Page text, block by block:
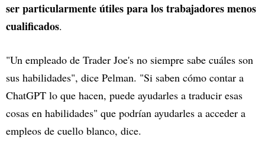
ser particularmente útiles para los trabajadores menos
cualificados.
"Un empleado de Trader Joe's no siempre sabe cuáles son
sus habilidades", dice Pelman. "Si saben cómo contar a
ChatGPT lo que hacen, puede ayudarles a traducir esas
cosas en habilidades" que podrían ayudarles a acceder a
empleos de cuello blanco, dice.